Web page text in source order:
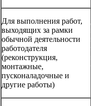
Для выполнения работ,
выходящих за рамки
обычной деятельности
работодателя
(реконструкция,
монтажные,
пусконаладочные и
другие работы)